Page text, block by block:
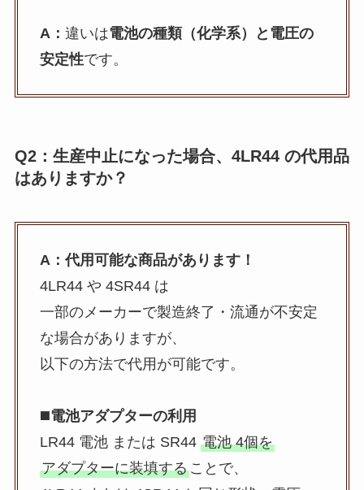
A： 違いは電池の種類（化学系） と 電圧の
安定性です。
Q2：生産中止になった場合、4LR44 の代用品
はありますか？
A：代用可能な商品があります！
4LR44 や 4SR44 は
一部のメーカーで製造終了・流通が不安定
な場合がありますが、
以下の方法で代用が可能です。
◼️電池アダプターの利用
LR44 電池 または SR44 電池 4個を
アダプターに装填することで、